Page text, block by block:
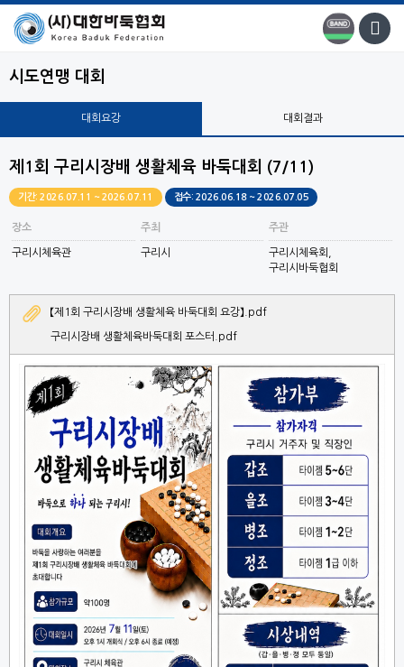
시도연맹 대회
대회요강 대회결과
제1회 구리시장배 생활체육 바둑대회 (7/11)
기간: 2026.07.11 ~ 2026.07.11 접수: 2026.06.18 ~ 2026.07.05
장소
구리시체육관
주최
구리시
주관
구리시체육회,
구리시바둑협회
【제1회 구리시장배 생활체육 바둑대회 요강】.pdf
구리시장배 생활체육바둑대회 포스터.pdf